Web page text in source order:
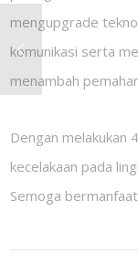
mengupgrade
komunikasi serta
menambah
Dengan melakukan
kecelakaan pada
Semoga